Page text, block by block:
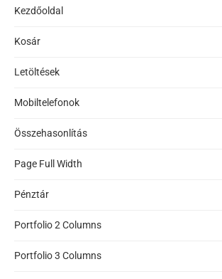
Kezdőoldal
Kosár
Letöltések
Mobiltelefonok
Összehasonlítás
Page Full Width
Pénztár
Portfolio 2 Columns
Portfolio 3 Columns